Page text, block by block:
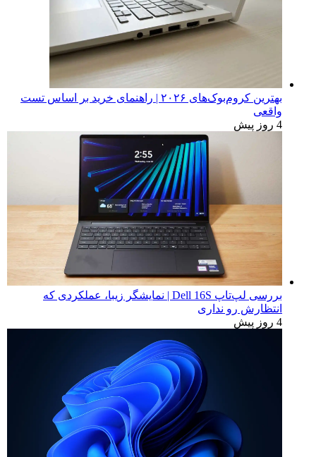
بهترین کروم‌بوک‌های ۲۰۲۶ | راهنمای خرید بر اساس تست
واقعی
4 روز پیش
بررسی لپ‌تاپ Dell 16S | نمایشگر زیبا، عملکردی که
انتظارش رو نداری
4 روز پیش